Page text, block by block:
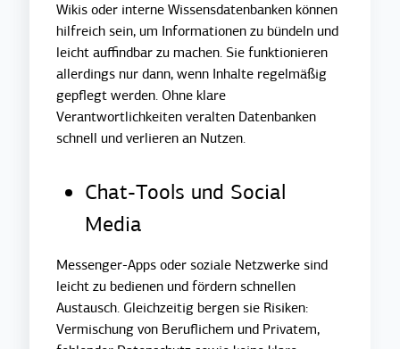
Wikis oder interne Wissensdatenbanken können
hilfreich sein, um Informationen zu bündeln und
leicht auffindbar zu machen. Sie funktionieren
allerdings nur dann, wenn Inhalte regelmäßig
gepflegt werden. Ohne klare
Verantwortlichkeiten veralten Datenbanken
schnell und verlieren an Nutzen.
Chat-Tools und Social
Media
Messenger-Apps oder soziale Netzwerke sind
leicht zu bedienen und fördern schnellen
Austausch. Gleichzeitig bergen sie Risiken:
Vermischung von Beruflichem und Privatem,